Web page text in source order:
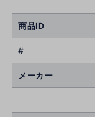
商品ID
#
メーカー